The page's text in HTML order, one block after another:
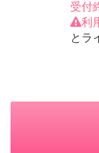
受付
利
とラ